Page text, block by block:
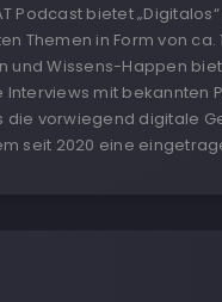
Podcast bietet
Themen in Form von
und Wissens-Happen
Interviews mit bekannten
die vorwiegend digitale
seit 2020 eine